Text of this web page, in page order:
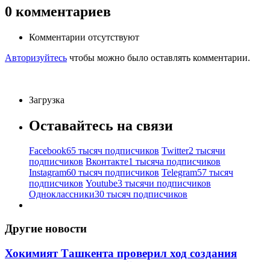
0 комментариев
Комментарии отсутствуют
Авторизуйтесь чтобы можно было оставлять комментарии.
Загрузка
Оставайтесь на связи
Facebook65 тысяч подписчиков Twitter2 тысячи
подписчиков Вконтакте1 тысяча подписчиков
Instagram60 тысяч подписчиков Telegram57 тысяч
подписчиков Youtube3 тысячи подписчиков
Одноклассники30 тысяч подписчиков
Другие новости
Хокимият Ташкента проверил ход создания